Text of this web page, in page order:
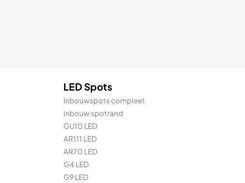
LED Spots
Inbouwspots compleet
inbouw spotrand
GU10 LED
AR111 LED
AR70 LED
G4 LED
G9 LED